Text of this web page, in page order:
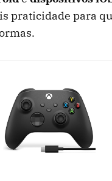
praticidade para